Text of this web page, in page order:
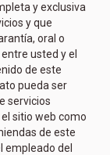
y exclusiva
y que
oral o
usted y el
de este
pueda ser
servicios
sitio web como
de este
empleado del